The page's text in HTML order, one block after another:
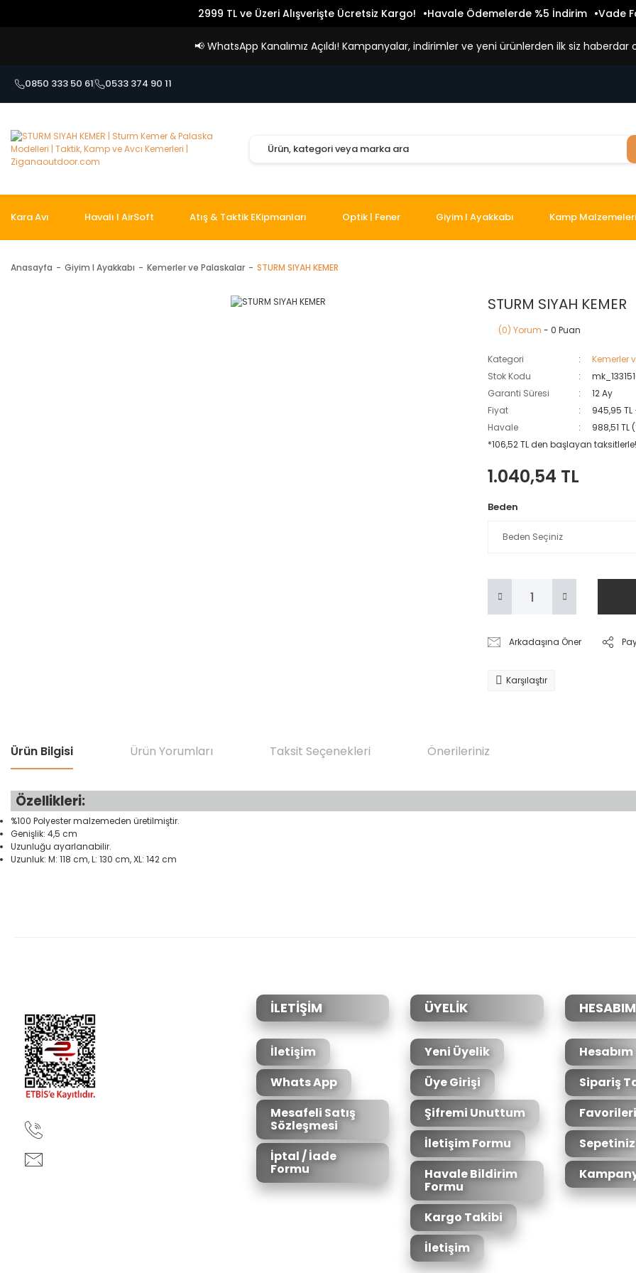
2999 TL ve Üzeri Alışverişte Ücretsiz Kargo! Havale Ödemelerde %5 İndirim Vade
📢 WhatsApp Kanalımız Açıldı! Kampanyalar, indirimler ve yeni ürünlerden ilk siz haberdar
0850 333 50 61 0533 374 90 11
Kara Avı Havalı I AirSoft Atış & Taktik EKipmanları Optik | Fener Giyim I Ayakkabı Kamp Malzemeleri
Anasayfa Giyim I Ayakkabı Kemerler ve Palaskalar STURM SIYAH KEMER
STURM SIYAH KEMER
(0) Yorum - 0 Puan
Kategori
Kemerler
Stok Kodu
Garanti Süresi
12 Ay
Fiyat
945,95 TL
Havale
988,51
*106,52 TL den başlayan taksitlerle!
1.040,54 TL
Beden
Arkadaşına Öner
Karşılaştır
Ürün Bilgisi Ürün Yorumları Taksit Seçenekleri Önerileriniz
Özellikleri:
%100 Polyester malzemeden üretilmiştir.
Genişlik: 4,5 cm
Uzunluğu ayarlanabilir.
Uzunluk: M: 118 cm, L: 130 cm, XL: 142 cm
Ürün fiyatı diğer sitelerden daha pahalı.
Bu ürüne benzer farklı alternatifler olmalı.
İLETİŞİM
İletişim
Whats App
Mesafeli Satış
Sözleşmesi
İptal / İade
Formu
ÜYELİK
Yeni Üyelik
Üye Girişi
Şifremi Unuttum
İletişim Formu
Havale Bildirim
Formu
Kargo Takibi
İletişim
HESABIM
Hesabım
Sipariş
Sepetiniz